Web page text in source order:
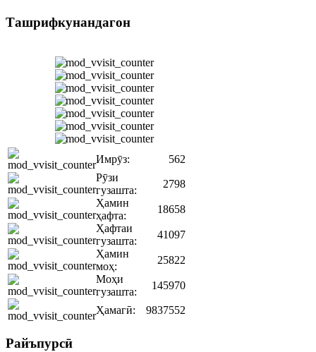
Ташрифкунандагон
Имрӯз:
562
Рӯзи
гузашта:
2798
Ҳамин
ҳафта:
18658
Ҳафтаи
гузашта:
41097
Ҳамин
моҳ:
25822
Моҳи
гузашта:
145970
Ҳамагӣ: 9837552
Райъпурсӣ